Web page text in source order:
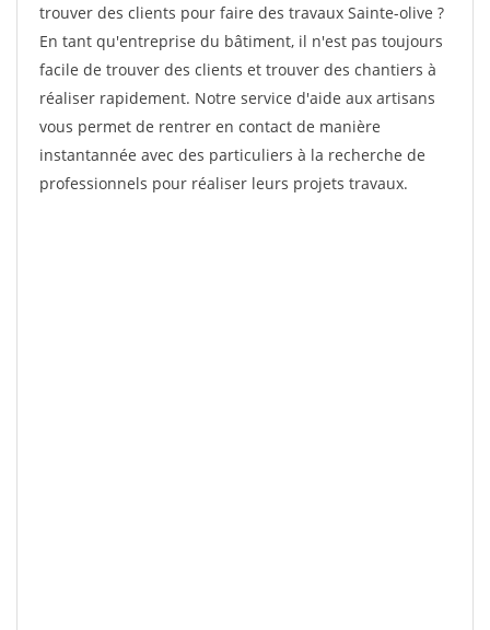
trouver des clients pour faire des travaux Sainte-olive ?
En tant qu'entreprise du bâtiment, il n'est pas toujours
facile de trouver des clients et trouver des chantiers à
réaliser rapidement. Notre service d'aide aux artisans
vous permet de rentrer en contact de manière
instantannée avec des particuliers à la recherche de
professionnels pour réaliser leurs projets travaux.